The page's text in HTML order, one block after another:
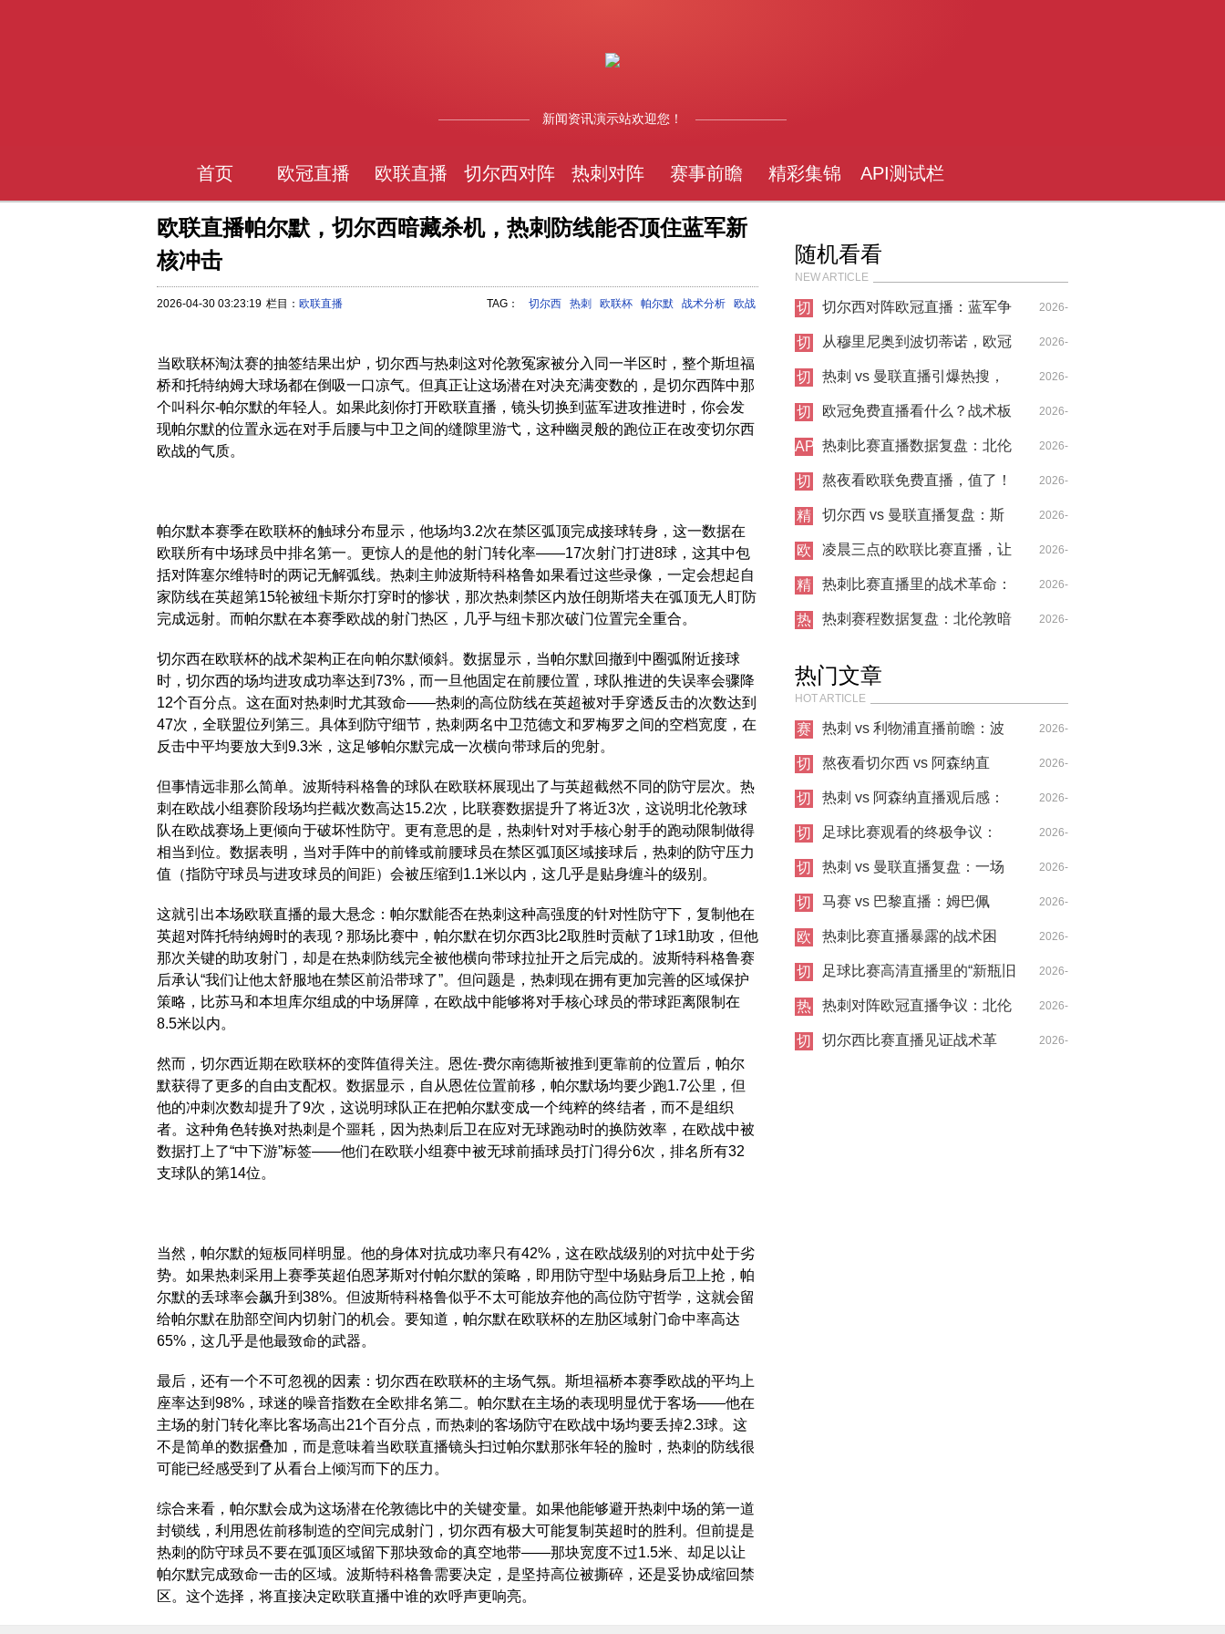
新闻资讯演示站欢迎您！
首页 欧冠直播 欧联直播 切尔西对阵 热刺对阵 赛事前瞻 精彩集锦 API测试栏
欧联直播帕尔默，切尔西暗藏杀机，热刺防线能否顶住蓝军新
核冲击
2026-04-30 03:23:19 栏目： 欧联直播 TAG： 切尔西 热刺 欧联杯 帕尔默 战术分析 欧战
当欧联杯淘汰赛的抽签结果出炉，切尔西与热刺这对伦敦冤家被分入同一半区时，整个斯坦福
桥和托特纳姆大球场都在倒吸一口凉气。但真正让这场潜在对决充满变数的，是切尔西阵中那
个叫科尔-帕尔默的年轻人。如果此刻你打开欧联直播，镜头切换到蓝军进攻推进时，你会发
现帕尔默的位置永远在对手后腰与中卫之间的缝隙里游弋，这种幽灵般的跑位正在改变切尔西
欧战的气质。
帕尔默本赛季在欧联杯的触球分布显示，他场均3.2次在禁区弧顶完成接球转身，这一数据在
欧联所有中场球员中排名第一。更惊人的是他的射门转化率——17次射门打进8球，这其中包
括对阵塞尔维特时的两记无解弧线。热刺主帅波斯特科格鲁如果看过这些录像，一定会想起自
家防线在英超第15轮被纽卡斯尔打穿时的惨状，那次热刺禁区内放任朗斯塔夫在弧顶无人盯防
完成远射。而帕尔默在本赛季欧战的射门热区，几乎与纽卡那次破门位置完全重合。
切尔西在欧联杯的战术架构正在向帕尔默倾斜。数据显示，当帕尔默回撤到中圈弧附近接球
时，切尔西的场均进攻成功率达到73%，而一旦他固定在前腰位置，球队推进的失误率会骤降
12个百分点。这在面对热刺时尤其致命——热刺的高位防线在英超被对手穿透反击的次数达到
47次，全联盟位列第三。具体到防守细节，热刺两名中卫范德文和罗梅罗之间的空档宽度，在
反击中平均要放大到9.3米，这足够帕尔默完成一次横向带球后的兜射。
但事情远非那么简单。波斯特科格鲁的球队在欧联杯展现出了与英超截然不同的防守层次。热
刺在欧战小组赛阶段场均拦截次数高达15.2次，比联赛数据提升了将近3次，这说明北伦敦球
队在欧战赛场上更倾向于破坏性防守。更有意思的是，热刺针对对手核心射手的跑动限制做得
相当到位。数据表明，当对手阵中的前锋或前腰球员在禁区弧顶区域接球后，热刺的防守压力
值（指防守球员与进攻球员的间距）会被压缩到1.1米以内，这几乎是贴身缠斗的级别。
这就引出本场欧联直播的最大悬念：帕尔默能否在热刺这种高强度的针对性防守下，复制他在
英超对阵托特纳姆时的表现？那场比赛中，帕尔默在切尔西3比2取胜时贡献了1球1助攻，但他
那次关键的助攻射门，却是在热刺防线完全被他横向带球拉扯开之后完成的。波斯特科格鲁赛
后承认“我们让他太舒服地在禁区前沿带球了”。但问题是，热刺现在拥有更加完善的区域保护
策略，比苏马和本坦库尔组成的中场屏障，在欧战中能够将对手核心球员的带球距离限制在
8.5米以内。
然而，切尔西近期在欧联杯的变阵值得关注。恩佐-费尔南德斯被推到更靠前的位置后，帕尔
默获得了更多的自由支配权。数据显示，自从恩佐位置前移，帕尔默场均要少跑1.7公里，但
他的冲刺次数却提升了9次，这说明球队正在把帕尔默变成一个纯粹的终结者，而不是组织
者。这种角色转换对热刺是个噩耗，因为热刺后卫在应对无球跑动时的换防效率，在欧战中被
数据打上了“中下游”标签——他们在欧联小组赛中被无球前插球员打门得分6次，排名所有32
支球队的第14位。
当然，帕尔默的短板同样明显。他的身体对抗成功率只有42%，这在欧战级别的对抗中处于劣
势。如果热刺采用上赛季英超伯恩茅斯对付帕尔默的策略，即用防守型中场贴身后卫上抢，帕
尔默的丢球率会飙升到38%。但波斯特科格鲁似乎不太可能放弃他的高位防守哲学，这就会留
给帕尔默在肋部空间内切射门的机会。要知道，帕尔默在欧联杯的左肋区域射门命中率高达
65%，这几乎是他最致命的武器。
最后，还有一个不可忽视的因素：切尔西在欧联杯的主场气氛。斯坦福桥本赛季欧战的平均上
座率达到98%，球迷的噪音指数在全欧排名第二。帕尔默在主场的表现明显优于客场——他在
主场的射门转化率比客场高出21个百分点，而热刺的客场防守在欧战中场均要丢掉2.3球。这
不是简单的数据叠加，而是意味着当欧联直播镜头扫过帕尔默那张年轻的脸时，热刺的防线很
可能已经感受到了从看台上倾泻而下的压力。
综合来看，帕尔默会成为这场潜在伦敦德比中的关键变量。如果他能够避开热刺中场的第一道
封锁线，利用恩佐前移制造的空间完成射门，切尔西有极大可能复制英超时的胜利。但前提是
热刺的防守球员不要在弧顶区域留下那块致命的真空地带——那块宽度不过1.5米、却足以让
帕尔默完成致命一击的区域。波斯特科格鲁需要决定，是坚持高位被撕碎，还是妥协成缩回禁
区。这个选择，将直接决定欧联直播中谁的欢呼声更响亮。
随机看看
NEW ARTICLE
切
西
阵
切尔西对阵欧冠直播：蓝军争
议判罚背后的欧战生存法则
2026-
05-22
切
西
阵
从穆里尼奥到波切蒂诺，欧冠
免费直播见证英伦双雄的战术
轮回
2026-
04-29
切
西
点
热刺 vs 曼联直播引爆热搜，
桑乔更衣室摔门差点干架
2026-
04-26
切
西
阵
欧冠免费直播看什么？战术板
上的博弈比进球更精彩
2026-
04-18
API
试
目
热刺比赛直播数据复盘：北伦
敦德比前哨战的战术推演与胜
负密码
2026-
04-29
切
西
点
熬夜看欧联免费直播，值了！
这战术博弈比欧冠还刺激
2026-
04-21
精
集
切尔西 vs 曼联直播复盘：斯
坦福桥的雨夜，红蓝大战的战
术绞杀与争议
2026-
04-18
欧
直
凌晨三点的欧联比赛直播，让
我重新爱上足球的纯粹
2026-
04-14
精
集
热刺比赛直播里的战术革命：
波斯特科格鲁的足球是一场豪
2026-
04-14
热
阵
热刺赛程数据复盘：北伦敦暗 2026-
热门文章
HOT ARTICLE
赛
前
热刺 vs 利物浦直播前瞻：波
叔的“七伤拳”，能破克洛普
的“重金属”吗？
2026-
04-14
切
西
敦
比
熬夜看切尔西 vs 阿森纳直
播，这比赛要素也太多了！
2026-
04-20
切
西
点
热刺 vs 阿森纳直播观后感：
北伦敦的雨夜，心跳比雨点更
急
2026-
04-21
切
西
他
阵
足球比赛观看的终极争议：
VAR，是守护公正还是扼杀激
情？
2026-
04-14
切
西
敦
比
热刺 vs 曼联直播复盘：一场
被VAR切割的战术博弈，麦迪
逊导演逆转
2026-
04-18
切
西
敦
比
马赛 vs 巴黎直播：姆巴佩
的“散步”是战术毒药还是天才
特权？
2026-
04-14
欧
直
热刺比赛直播暴露的战术困
局：控球率七成却输得没脾气
2026-
04-21
切
西
点
足球比赛高清直播里的“新瓶旧
酒”：当哈兰德遇见希勒，暴力
美学的数字革命
2026-
04-14
热
对
热刺对阵欧冠直播争议：北伦
敦德比之外的欧战暗战
2026-
04-30
切
切尔西比赛直播见证战术革 2026-